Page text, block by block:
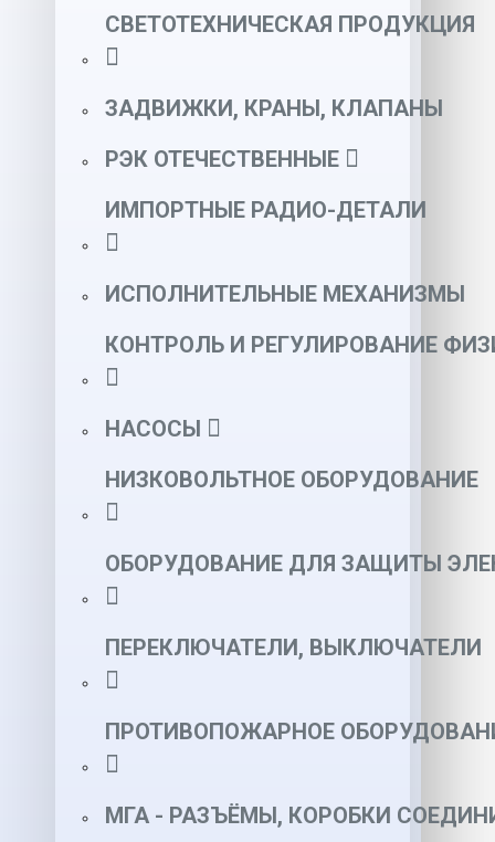
СВЕТОТЕХНИЧЕСКАЯ ПРОДУКЦИЯ
ЗАДВИЖКИ, КРАНЫ, КЛАПАНЫ
РЭК ОТЕЧЕСТВЕННЫЕ
ИМПОРТНЫЕ РАДИО-ДЕТАЛИ
ИСПОЛНИТЕЛЬНЫЕ МЕХАНИЗМЫ
КОНТРОЛЬ И РЕГУЛИРОВАНИЕ
НАСОСЫ
НИЗКОВОЛЬТНОЕ ОБОРУДОВАНИЕ
ОБОРУДОВАНИЕ ДЛЯ ЗАЩИТЫ
ПЕРЕКЛЮЧАТЕЛИ, ВЫКЛЮЧАТЕЛИ
ПРОТИВОПОЖАРНОЕ
МГА - РАЗЪЁМЫ, КОРОБКИ